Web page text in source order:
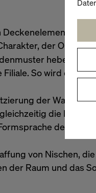
der
heben die
So wird der
der
die
der
von Nischen,
der Raum und das